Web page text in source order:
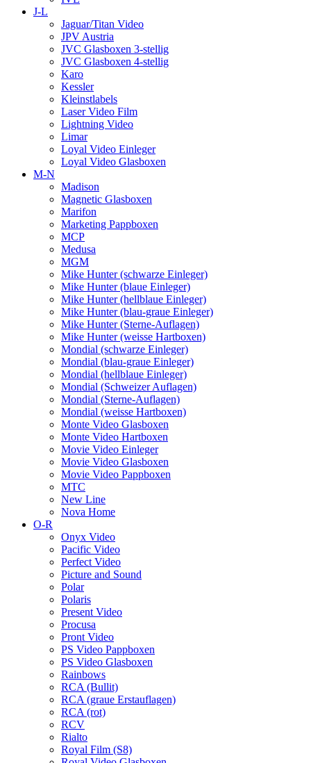
J-L
Jaguar/Titan Video
JPV Austria
JVC Glasboxen 3-stellig
JVC Glasboxen 4-stellig
Karo
Kessler
Kleinstlabels
Laser Video Film
Lightning Video
Limar
Loyal Video Einleger
Loyal Video Glasboxen
M-N
Madison
Magnetic Glasboxen
Marifon
Marketing Pappboxen
MCP
Medusa
MGM
Mike Hunter (schwarze Einleger)
Mike Hunter (blaue Einleger)
Mike Hunter (hellblaue Einleger)
Mike Hunter (blau-graue Einleger)
Mike Hunter (Sterne-Auflagen)
Mike Hunter (weisse Hartboxen)
Mondial (schwarze Einleger)
Mondial (blau-graue Einleger)
Mondial (hellblaue Einleger)
Mondial (Schweizer Auflagen)
Mondial (Sterne-Auflagen)
Mondial (weisse Hartboxen)
Monte Video Glasboxen
Monte Video Hartboxen
Movie Video Einleger
Movie Video Glasboxen
Movie Video Pappboxen
MTC
New Line
Nova Home
O-R
Onyx Video
Pacific Video
Perfect Video
Picture and Sound
Polar
Polaris
Present Video
Procusa
Pront Video
PS Video Pappboxen
PS Video Glasboxen
Rainbows
RCA (Bullit)
RCA (graue Erstauflagen)
RCA (rot)
RCV
Rialto
Royal Film (S8)